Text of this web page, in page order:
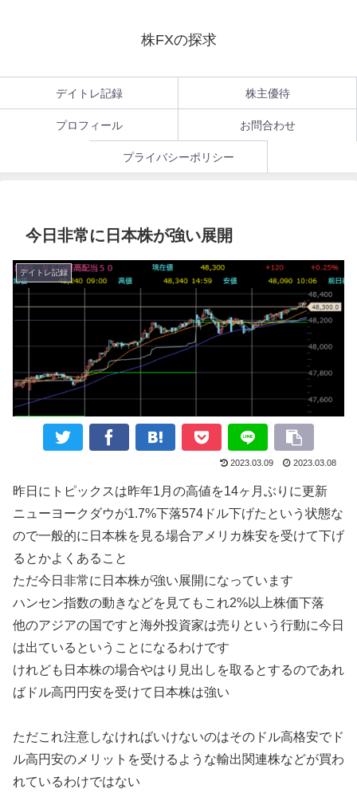
株FXの探求
デイトレ記録 株主優待
プロフィール お問合わせ
プライバシーポリシー
今日非常に日本株が強い展開
デイトレ記録
2023.03.09 2023.03.08
昨日にトピックスは昨年1月の高値を14ヶ月ぶりに更新
ニューヨークダウが1.7%下落574ドル下げたという状態な
ので一般的に日本株を見る場合アメリカ株安を受けて下げ
るとかよくあること
ただ今日非常に日本株が強い展開になっています
ハンセン指数の動きなどを見てもこれ2%以上株価下落
他のアジアの国ですと海外投資家は売りという行動に今日
は出ているということになるわけです
けれども日本株の場合やはり見出しを取るとするのであれ
ばドル高円円安を受けて日本株は強い
ただこれ注意しなければいけないのはそのドル高格安でド
ル高円安のメリットを受けるような輸出関連株などが買わ
れているわけではない